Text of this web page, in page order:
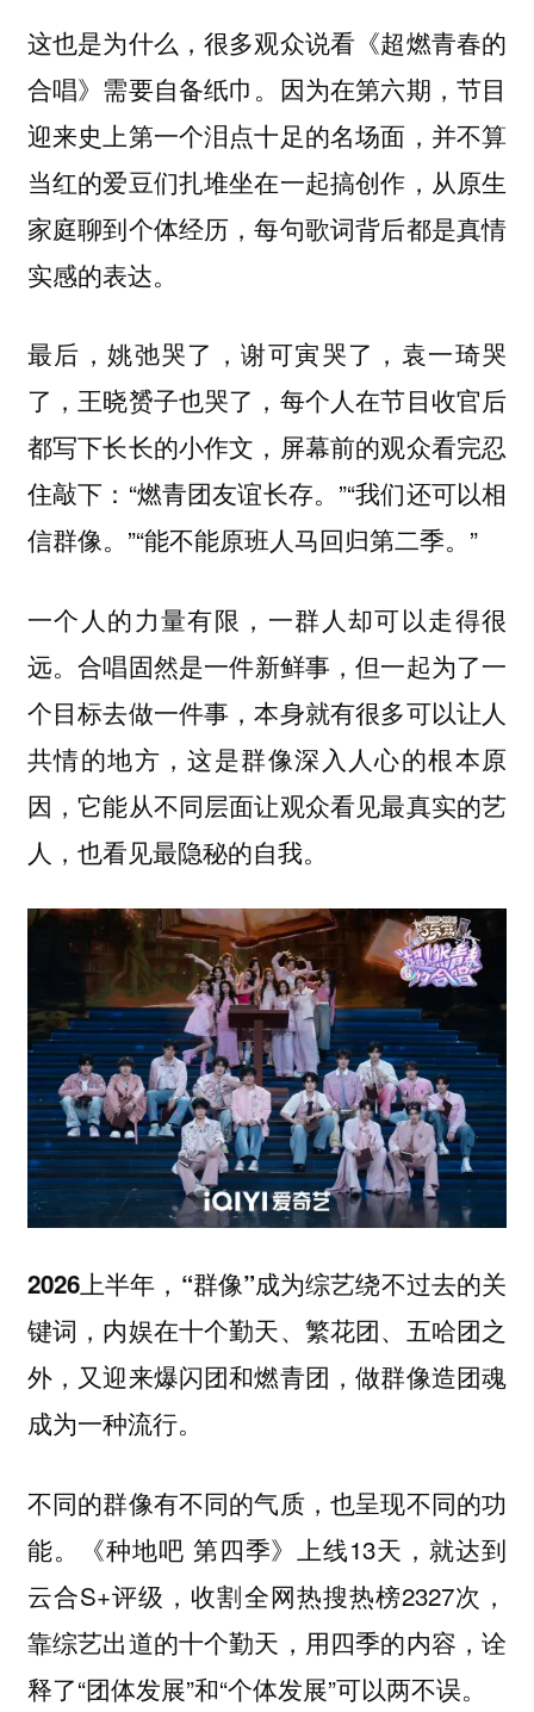
这也是为什么，很多观众说看《超燃青春的
合唱》需要自备纸巾。因为在第六期，节目
迎来史上第一个泪点十足的名场面，并不算
当红的爱豆们扎堆坐在一起搞创作，从原生
家庭聊到个体经历，每句歌词背后都是真情
实感的表达。
最后，姚弛哭了，谢可寅哭了，袁一琦哭
了，王晓赟子也哭了，每个人在节目收官后
都写下长长的小作文，屏幕前的观众看完忍
住敲下：“燃青团友谊长存。”“我们还可以相
信群像。”“能不能原班人马回归第二季。”
一个人的力量有限，一群人却可以走得很
远。合唱固然是一件新鲜事，但一起为了一
个目标去做一件事，本身就有很多可以让人
共情的地方，这是群像深入人心的根本原
因，它能从不同层面让观众看见最真实的艺
人，也看见最隐秘的自我。
2026上半年，“群像”成为综艺绕不过去的关
键词，内娱在十个勤天、繁花团、五哈团之
外，又迎来爆闪团和燃青团，做群像造团魂
成为一种流行。
不同的群像有不同的气质，也呈现不同的功
能。《种地吧 第四季》上线13天，就达到
云合S+评级，收割全网热搜热榜2327次，
靠综艺出道的十个勤天，用四季的内容，诠
释了“团体发展”和“个体发展”可以两不误。